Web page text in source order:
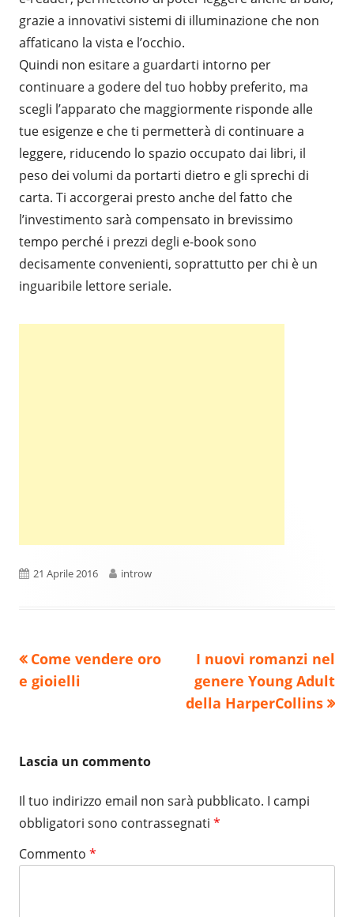
grazie a innovativi sistemi di illuminazione che non
affaticano la vista e l’occhio.
Quindi non esitare a guardarti intorno per
continuare a godere del tuo hobby preferito, ma
scegli l’apparato che maggiormente risponde alle
tue esigenze e che ti permetterà di continuare a
leggere, riducendo lo spazio occupato dai libri, il
peso dei volumi da portarti dietro e gli sprechi di
carta. Ti accorgerai presto anche del fatto che
l’investimento sarà compensato in brevissimo
tempo perché i prezzi degli e-book sono
decisamente convenienti, soprattutto per chi è un
inguaribile lettore seriale.
Pubblicato
21 Aprile 2016 Autore
introw
Navigazione
articoli
Precedente
articolo:
Come vendere oro
e gioielli
Nuovo
articolo:
I nuovi romanzi nel
genere Young Adult
della HarperCollins
Lascia un commento
Il tuo indirizzo email non sarà pubblicato. I campi
obbligatori sono contrassegnati *
Commento *